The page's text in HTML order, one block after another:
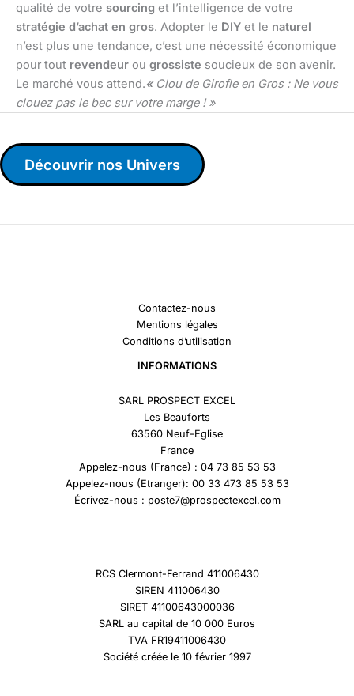
qualité de votre sourcing et l’intelligence de votre
stratégie d’achat en gros. Adopter le DIY et le naturel
n’est plus une tendance, c’est une nécessité économique
pour tout revendeur ou grossiste soucieux de son avenir.
Le marché vous attend.« Clou de Girofle en Gros : Ne vous
clouez pas le bec sur votre marge ! »
Découvrir nos Univers
Contactez-nous
Mentions légales
Conditions d’utilisation
INFORMATIONS
SARL PROSPECT EXCEL
Les Beauforts
63560 Neuf-Eglise
France
Appelez-nous (France) : 04 73 85 53 53
Appelez-nous (Etranger): 00 33 473 85 53 53
Écrivez-nous : poste7@prospectexcel.com
RCS Clermont-Ferrand 411006430
SIREN 411006430
SIRET 41100643000036
SARL au capital de 10 000 Euros
TVA FR19411006430
Société créée le 10 février 1997